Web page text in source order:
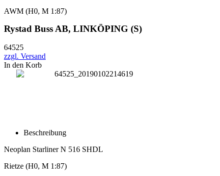
AWM (H0, M 1:87)
Rystad Buss AB, LINKÖPING (S)
64525
zzgl. Versand
In den Korb
Beschreibung
Neoplan Starliner N 516 SHDL
Rietze (H0, M 1:87)